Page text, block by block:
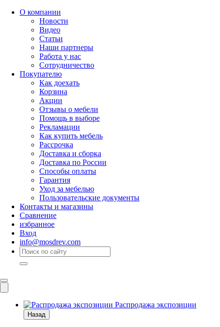
О компании
Новости
Видео
Статьи
Наши партнеры
Работа у нас
Сотрудничество
Покупателю
Как доехать
Корзина
Акции
Отзывы о мебели
Помощь в выборе
Рекламации
Как купить мебель
Рассрочка
Доставка и сборка
Доставка по России
Способы оплаты
Гарантия
Уход за мебелью
Пользовательские документы
Контакты и магазины
Сравнение
избранное
Вход
info@mosdrev.com
Распродажа экспозиции
Назад